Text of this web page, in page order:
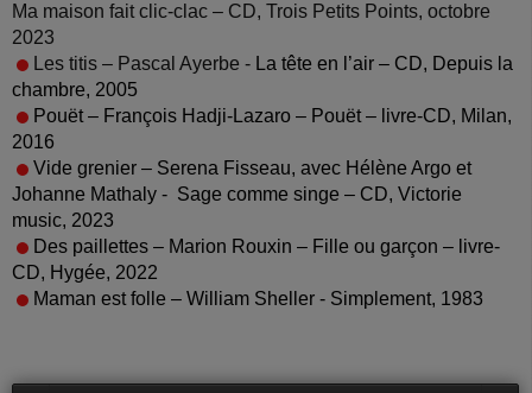
Ma maison fait clic-clac – CD, Trois Petits Points, octobre
2023
Les titis – Pascal Ayerbe - La tête en l’air – CD, Depuis la
chambre, 2005
Pouët – François Hadji-Lazaro – Pouët – livre-CD, Milan,
2016
Vide grenier – Serena Fisseau, avec Hélène Argo et
Johanne Mathaly - Sage comme singe – CD, Victorie
music, 2023
Des paillettes – Marion Rouxin – Fille ou garçon – livre-
CD, Hygée, 2022
Maman est folle – William Sheller - Simplement, 1983